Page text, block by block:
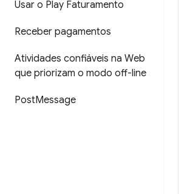
Usar o Play Faturamento
Receber pagamentos
Atividades confiáveis na Web
que priorizam o modo off-line
PostMessage